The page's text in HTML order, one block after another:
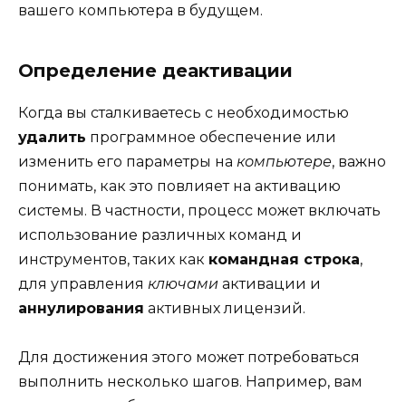
вашего компьютера в будущем.
Определение деактивации
Когда вы сталкиваетесь с необходимостью
удалить программное обеспечение или
изменить его параметры на компьютере, важно
понимать, как это повлияет на активацию
системы. В частности, процесс может включать
использование различных команд и
инструментов, таких как командная строка,
для управления ключами активации и
аннулирования активных лицензий.
Для достижения этого может потребоваться
выполнить несколько шагов. Например, вам